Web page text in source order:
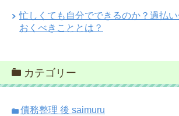
忙しくても自分でできるのか？過払
おくべきこととは？
カテゴリー
債務整理 後 saimuru